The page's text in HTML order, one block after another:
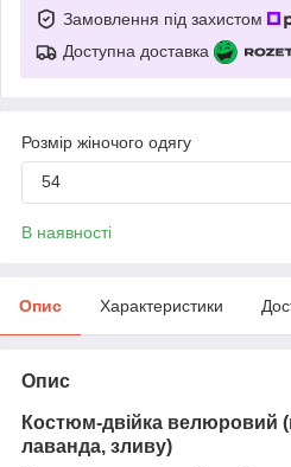
Замовлення під захистом
Доступна доставка
Розмір жіночого одягу
54
В наявності
Опис Характеристики
Опис
Костюм-двійка велюровий
лаванда, зливу)